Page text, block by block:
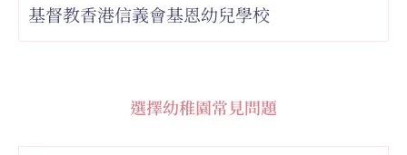
基督教香港信義會基恩幼兒學校
選擇幼稚園常見問題